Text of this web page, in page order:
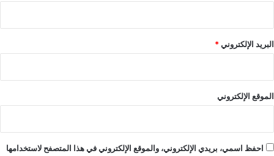
البريد الإلكتروني*
الموقع الإلكتروني
احفظ اسمي، بريدي الإلكتروني، والموقع الإلكتروني في هذا المتصفح لاستخدامها